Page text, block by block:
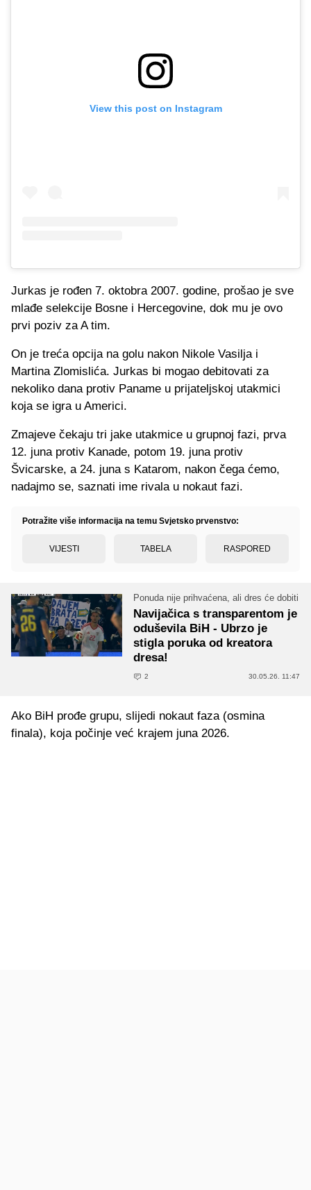
View this post on Instagram
Jurkas je rođen 7. oktobra 2007. godine, prošao je sve
mlađe selekcije Bosne i Hercegovine, dok mu je ovo
prvi poziv za A tim.
On je treća opcija na golu nakon Nikole Vasilja i
Martina Zlomislića. Jurkas bi mogao debitovati za
nekoliko dana protiv Paname u prijateljskoj utakmici
koja se igra u Americi.
Zmajeve čekaju tri jake utakmice u grupnoj fazi, prva
12. juna protiv Kanade, potom 19. juna protiv
Švicarske, a 24. juna s Katarom, nakon čega ćemo,
nadajmo se, saznati ime rivala u nokaut fazi.
Potražite više informacija na temu Svjetsko prvenstvo:
VIJESTI TABELA RASPORED
Ponuda nije prihvaćena, ali dres će dobiti
Navijačica s transparentom je
oduševila BiH - Ubrzo je
stigla poruka od kreatora
dresa!
2 30.05.26. 11:47
Ako BiH prođe grupu, slijedi nokaut faza (osmina
finala), koja počinje već krajem juna 2026.